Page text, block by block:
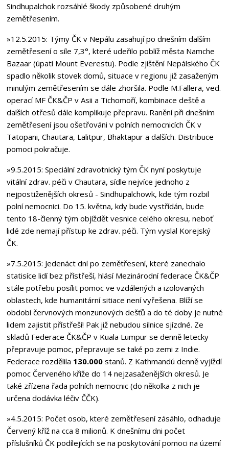
Sindhupalchok rozsáhlé škody způsobené druhým
zemětřesením.
»12.5.2015: Týmy ČK v Nepálu zasahují po dnešním dalším
zemětřesení o síle 7,3°, které udeřilo poblíž města Namche
Bazaar (úpatí Mount Everestu). Podle zjištění Nepálského ČK
spadlo několik stovek domů, situace v regionu již zasaženým
minulým zemětřesením se dále zhoršila. Podle M.Fallera, ved.
operací MF ČK&ČP v Asii a Tichomoří, kombinace deště a
dalších otřesů dále komplikuje přepravu. Ranění při dnešním
zemětřesení jsou ošetřováni v polních nemocnicích ČK v
Tatopani, Chautara, Lalitpur, Bhaktapur a dalších. Distribuce
pomoci pokračuje.
»9.5.2015: Speciální zdravotnický tým ČK nyní poskytuje
vitální zdrav. péči v Chautara, sídle nejvíce jednoho z
nejpostiženějších okresů - Sindhupalchowk, kde tým rozbil
polní nemocnici. Do 15. května, kdy bude vystřídán, bude
tento 18-členný tým objíždět vesnice celého okresu, neboť
lidé zde nemají přístup ke zdrav. péči. Tým vyslal Korejský
ČK.
»7.5.2015: Jedenáct dní po zemětřesení, které zanechalo
statisíce lidí bez přístřeší, hlásí Mezinárodní federace ČK&ČP
stále potřebu posílit pomoc ve vzdálených a izolovaných
oblastech, kde humanitární sitiace není vyřešena. Blíží se
období červnových monzunových dešťů a do té doby je nutné
lidem zajistit přístřeší! Pak již nebudou silnice sjízdné. Ze
skladů Federace ČK&ČP v Kuala Lumpur se denně letecky
přepravuje pomoc, přepravuje se také po zemi z Indie.
Federace rozdělila 130.000stanů. Z Kathmandú denně vyjíždí
pomoc Červeného kříže do 14 nejzasaženějších okresů. Je
také zřízena řada polních nemocnic (do několka z nich je
určena dodávka léčiv ČČK).
»4.5.2015: Počet osob, které zemětřesení zásáhlo, odhaduje
Červený kříž na cca 8 milionů. K dnešnímu dni počet
příslušníků ČK podílejících se na poskytování pomoci na území